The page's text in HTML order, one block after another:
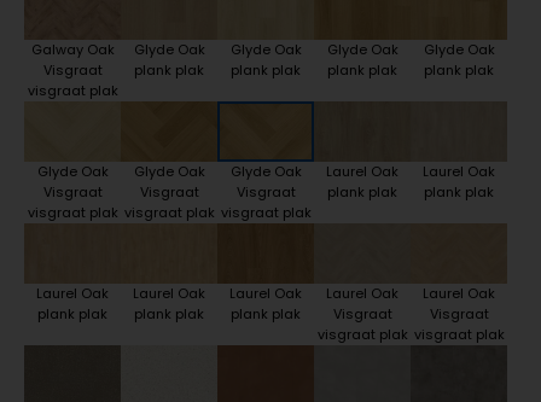
Galway Oak
Visgraat
visgraat plak
Glyde Oak
plank plak
Glyde Oak
plank plak
Glyde Oak
plank plak
Glyde Oak
plank plak
Glyde Oak
Visgraat
visgraat plak
Glyde Oak
Visgraat
visgraat plak
Glyde Oak
Visgraat
visgraat plak
Laurel Oak
plank plak
Laurel Oak
plank plak
Laurel Oak
plank plak
Laurel Oak
plank plak
Laurel Oak
plank plak
Laurel Oak
Visgraat
visgraat plak
Laurel Oak
Visgraat
visgraat plak